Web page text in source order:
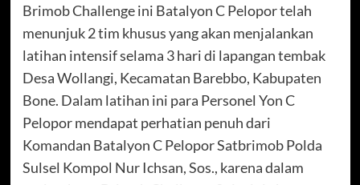
Brimob Challenge ini Batalyon C Pelopor telah
menunjuk 2 tim khusus yang akan menjalankan
latihan intensif selama 3 hari di lapangan tembak
Desa Wollangi, Kecamatan Barebbo, Kabupaten
Bone. Dalam latihan ini para Personel Yon C
Pelopor mendapat perhatian penuh dari
Komandan Batalyon C Pelopor Satbrimob Polda
Sulsel Kompol Nur Ichsan, Sos., karena dalam